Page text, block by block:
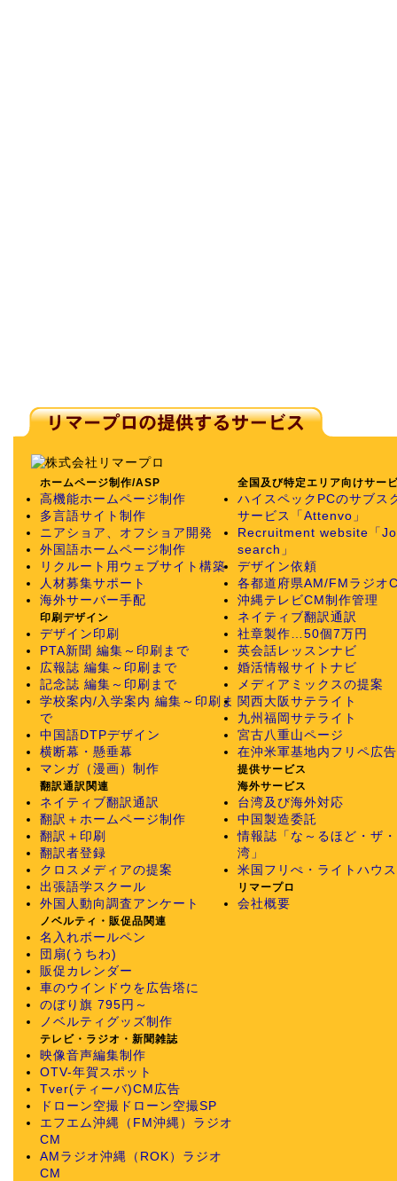
ホームページ制作/ASP
高機能ホームページ制作
多言語サイト制作
ニアショア、オフショア開発
外国語ホームページ制作
リクルート用ウェブサイト構築
人材募集サポート
海外サーバー手配
印刷デザイン
デザイン印刷
PTA新聞 編集～印刷まで
広報誌 編集～印刷まで
記念誌 編集～印刷まで
学校案内/入学案内 編集～印刷ま
で
中国語DTPデザイン
横断幕・懸垂幕
マンガ（漫画）制作
翻訳通訳関連
ネイティブ翻訳通訳
翻訳＋ホームページ制作
翻訳＋印刷
翻訳者登録
クロスメディアの提案
出張語学スクール
外国人動向調査アンケート
ノベルティ・販促品関連
名入れボールペン
団扇(うちわ)
販促カレンダー
車のウインドウを広告塔に
のぼり旗 795円～
ノベルティグッズ制作
テレビ・ラジオ・新聞雑誌
映像音声編集制作
OTV-年賀スポット
Tver(ティーバ)CM広告
ドローン空撮 ドローン空撮SP
エフエム沖縄（FM沖縄）ラジオ
CM
AMラジオ沖縄（ROK）ラジオ
CM
全国及び特定エリア向けサー
ハイスペックPCのサブス
サービス「Attenvo」
Recruitment website「
search」
デザイン依頼
各都道府県AM/FMラジオ
沖縄テレビCM制作管理
ネイティブ翻訳通訳
社章製作…50個7万円
英会話レッスンナビ
婚活情報サイトナビ
メディアミックスの提案
関西大阪サテライト
九州福岡サテライト
宮古八重山ページ
在沖米軍基地内フリペ広告
提供サービス
海外サービス
台湾及び海外対応
中国製造委託
情報誌「な～るほど・ザ
湾」
米国フリぺ・ライトハウス
リマープロ
会社概要